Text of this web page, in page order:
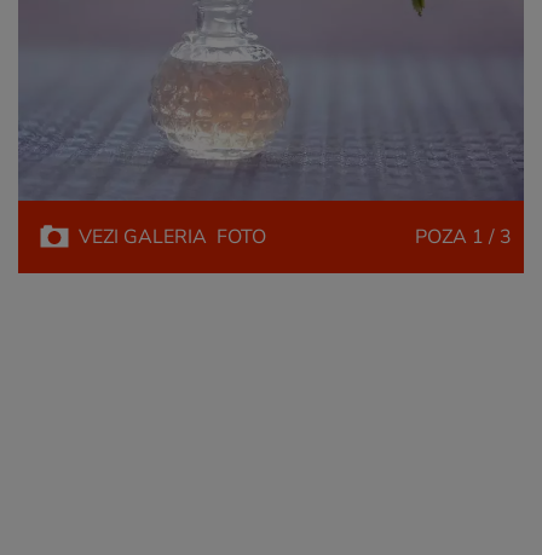
VEZI GALERIA FOTO POZA 1 / 3